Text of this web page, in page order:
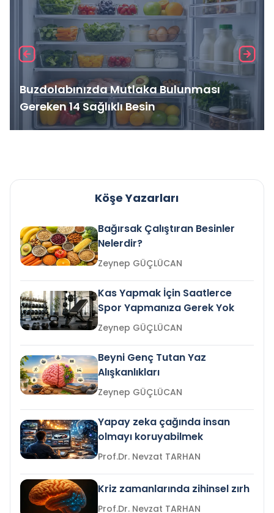
Buzdolabınızda Mutlaka Bulunması
Gereken 14 Sağlıklı Besin
Köşe Yazarları
Bağırsak Çalıştıran Besinler
Nelerdir?
Zeynep GÜÇLÜCAN
Kas Yapmak İçin Saatlerce
Spor Yapmanıza Gerek Yok
Zeynep GÜÇLÜCAN
Beyni Genç Tutan Yaz
Alışkanlıkları
Zeynep GÜÇLÜCAN
Yapay zeka çağında insan
olmayı koruyabilmek
Prof.Dr. Nevzat TARHAN
Kriz zamanlarında zihinsel zırh
Prof.Dr. Nevzat TARHAN